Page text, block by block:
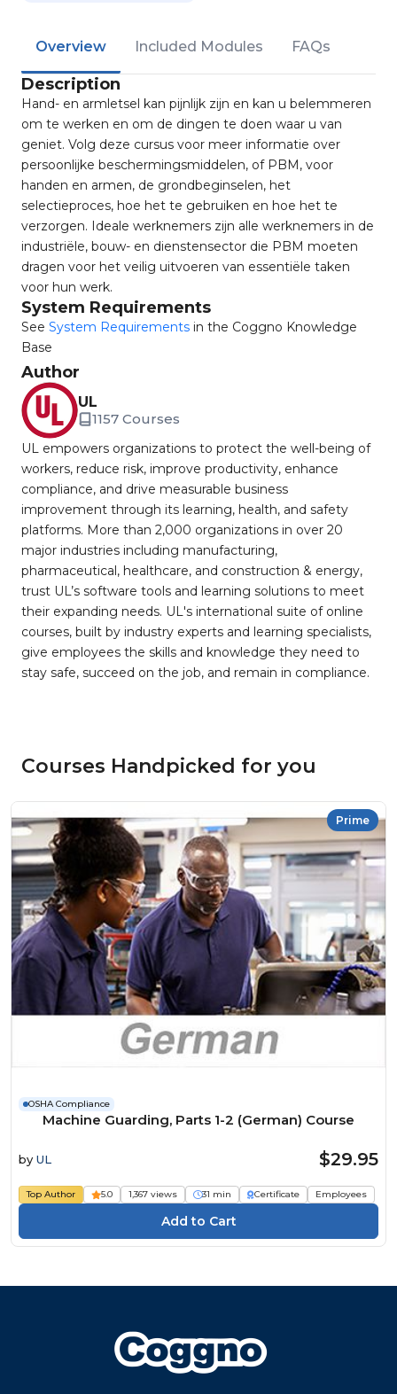
Overview Included Modules FAQs
Description
Hand- en armletsel kan pijnlijk zijn en kan u belemmeren
om te werken en om de dingen te doen waar u van
geniet. Volg deze cursus voor meer informatie over
persoonlijke beschermingsmiddelen, of PBM, voor
handen en armen, de grondbeginselen, het
selectieproces, hoe het te gebruiken en hoe het te
verzorgen. Ideale werknemers zijn alle werknemers in de
industriële, bouw- en dienstensector die PBM moeten
dragen voor het veilig uitvoeren van essentiële taken
voor hun werk.
System Requirements
See System Requirements in the Coggno Knowledge
Base
Author
UL
1157 Courses
UL empowers organizations to protect the well-being of
workers, reduce risk, improve productivity, enhance
compliance, and drive measurable business
improvement through its learning, health, and safety
platforms. More than 2,000 organizations in over 20
major industries including manufacturing,
pharmaceutical, healthcare, and construction & energy,
trust UL’s software tools and learning solutions to meet
their expanding needs. UL's international suite of online
courses, built by industry experts and learning specialists,
give employees the skills and knowledge they need to
stay safe, succeed on the job, and remain in compliance.
Courses Handpicked for you
Prime
OSHA Compliance
Machine Guarding, Parts 1-2 (German) Course
by UL $29.95
Top Author 5.0 1,367 views 31 min Certificate Employees